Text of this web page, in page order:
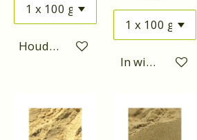
Houd mij op de hoogte
In winkelwagen